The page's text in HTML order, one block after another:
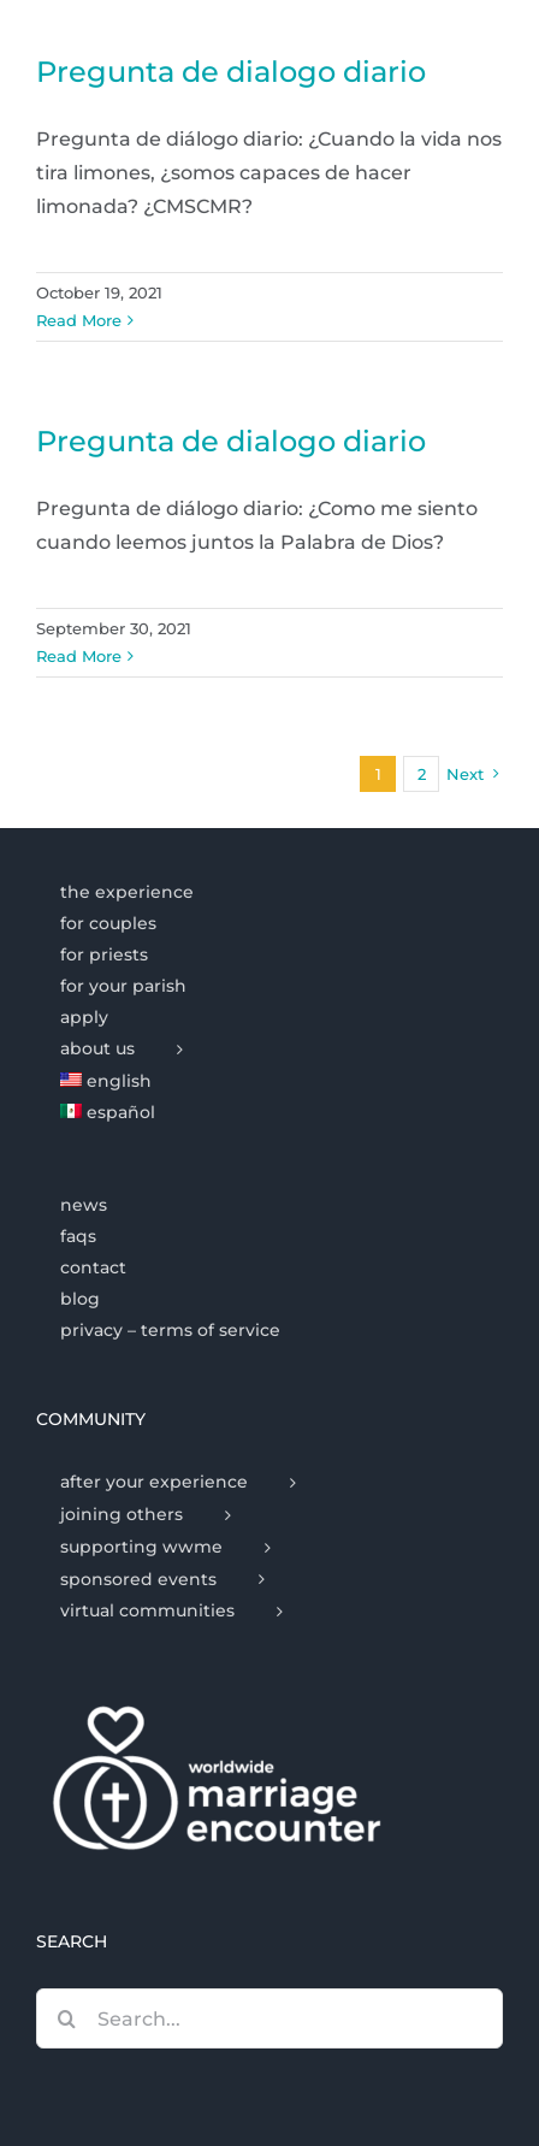
Pregunta de dialogo diario
Pregunta de diálogo diario: ¿Cuando la vida nos
tira limones, ¿somos capaces de hacer
limonada? ¿CMSCMR?
October 19, 2021
Read More
Pregunta de dialogo diario
Pregunta de diálogo diario: ¿Como me siento
cuando leemos juntos la Palabra de Dios?
September 30, 2021
Read More
1 2 Next
the experience
for couples
for priests
for your parish
apply
about us
english
español
news
faqs
contact
blog
privacy – terms of service
COMMUNITY
after your experience
joining others
supporting wwme
sponsored events
virtual communities
SEARCH
for: